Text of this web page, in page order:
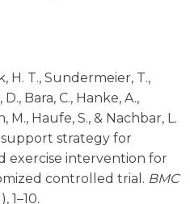
H. T., Sundermeier, T.,
Bara, C., Hanke, A.,
M., Haufe, S., & Nachbar, L.
support strategy for
exercise intervention for
controlled trial. BMC
1–10.